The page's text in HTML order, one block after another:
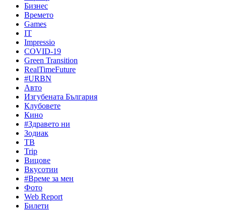
Бизнес
Времето
Games
IT
Impressio
COVID-19
Green Transition
RealTimeFuture
#URBN
Авто
Изгубената България
Клубовете
Кино
#Здравето ни
Зодиак
ТВ
Trip
Вицове
Вкусотии
#Време за мен
Фото
Web Report
Билети